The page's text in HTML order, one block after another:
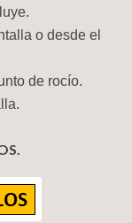
o desde el
de rocío.